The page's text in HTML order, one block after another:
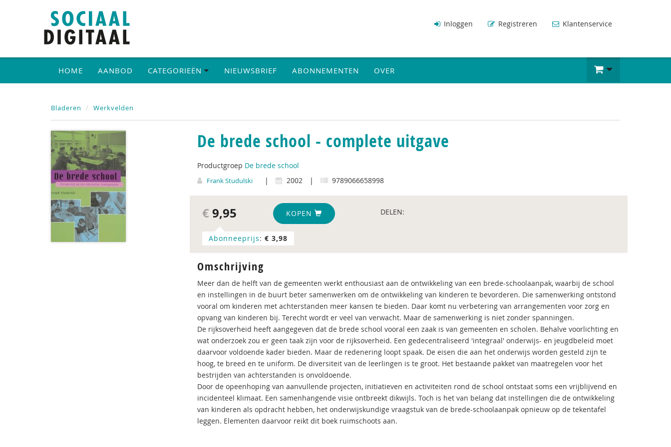
Inloggen Registreren Klantenservice
HOME AANBOD CATEGORIEËN NIEUWSBRIEF ABONNEMENTEN OVER
Bladeren Werkvelden
De brede school - complete uitgave
Productgroep De brede school
Frank Studulski | 2002 | 9789066658998
€ 9,95 KOPEN DELEN:
Abonneeprijs: € 3,98
Omschrijving
Meer dan de helft van de gemeenten werkt enthousiast aan de ontwikkeling van een brede-schoolaanpak, waarbij de school
en instellingen in de buurt beter samenwerken om de ontwikkeling van kinderen te bevorderen. Die samenwerking ontstond
vooral om kinderen met achterstanden meer kansen te bieden. Daar komt nu verbetering van arrangementen voor zorg en
opvang van kinderen bij. Terecht wordt er veel van verwacht. Maar de samenwerking is niet zonder spanningen.
De rijksoverheid heeft aangegeven dat de brede school vooral een zaak is van gemeenten en scholen. Behalve voorlichting en
wat onderzoek zou er geen taak zijn voor de rijksoverheid. Een gedecentraliseerd 'integraal' onderwijs- en jeugdbeleid moet
daarvoor voldoende kader bieden. Maar de redenering loopt spaak. De eisen die aan het onderwijs worden gesteld zijn te
hoog, te breed en te uniform. De diversiteit van de leerlingen is te groot. Het bestaande pakket van maatregelen voor het
bestrijden van achterstanden is onvoldoende.
Door de opeenhoping van aanvullende projecten, initiatieven en activiteiten rond de school ontstaat soms een vrijblijvend en
incidenteel klimaat. Een samenhangende visie ontbreekt dikwijls. Toch is het van belang dat instellingen die de ontwikkeling
van kinderen als opdracht hebben, het onderwijskundige vraagstuk van de brede-schoolaanpak opnieuw op de tekentafel
leggen. Elementen daarvoor reikt dit boek ruimschoots aan.